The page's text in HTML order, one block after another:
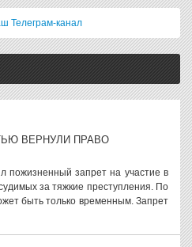
Телеграм-канал
ВЕРНУЛИ ПРАВО
пожизненный запрет на участие в
за тяжкие преступления. По
быть только временным. Запрет